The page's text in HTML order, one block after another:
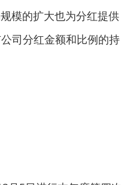
模的扩大也为分红提供
司分红金额和比例的持